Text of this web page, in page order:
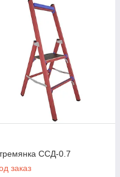
ССД-0.7
заказ